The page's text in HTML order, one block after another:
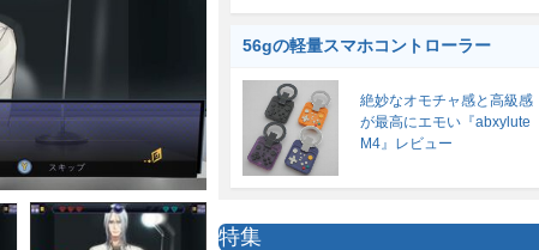
56gの軽量スマホコントローラー
絶妙なオモチャ感と高級感
が最高にエモい『abxylute
M4』レビュー
特集